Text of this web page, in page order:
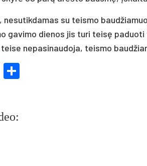
su teismo
gavimo dienos jis turi teisę
nepasinaudoja, teismo
Viber